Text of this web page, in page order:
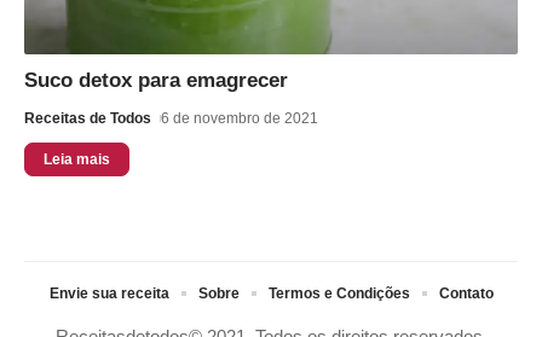
Suco detox para emagrecer
Receitas de Todos 6 de novembro de 2021
Leia mais
Envie sua receita Sobre Termos e Condições Contato